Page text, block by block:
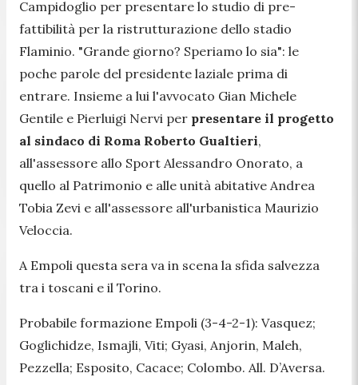
Campidoglio per presentare lo studio di pre-
fattibilità per la ristrutturazione dello stadio
Flaminio. "Grande giorno? Speriamo lo sia": le
poche parole del presidente laziale prima di
entrare. Insieme a lui l'avvocato Gian Michele
Gentile e Pierluigi Nervi per presentare il progetto
al sindaco di Roma Roberto Gualtieri,
all'assessore allo Sport Alessandro Onorato, a
quello al Patrimonio e alle unità abitative Andrea
Tobia Zevi e all'assessore all'urbanistica Maurizio
Veloccia.
A Empoli questa sera va in scena la sfida salvezza
tra i toscani e il Torino.
Probabile formazione Empoli (3-4-2-1): Vasquez;
Goglichidze, Ismajli, Viti; Gyasi, Anjorin, Maleh,
Pezzella; Esposito, Cacace; Colombo. All. D’Aversa.